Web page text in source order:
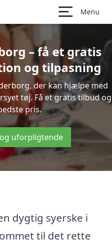
Menu
– få et gratis
og tilpasning
der kan hjælpe med
tøj. Få et gratis tilbud og
pris.
uforpligtende
dygtig syerske i
til det rette